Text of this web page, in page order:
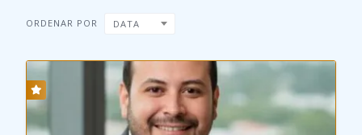
ORDENAR POR DATA